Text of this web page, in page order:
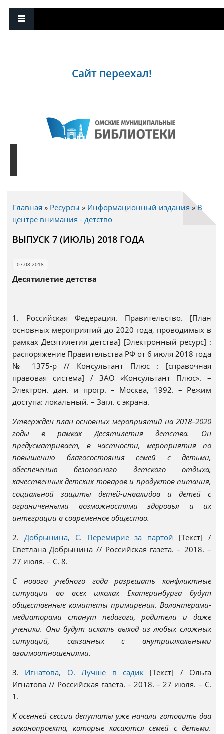
Сайт переехал!
Вы здесь
Главная » Ресурсы » Информационный издания » В
центре внимания - детство
ВЫПУСК 7 (ИЮЛЬ) 2018 ГОДА
07.08.2018
Десятилетие детства
1. Российская Федерация. Правительство. [План
основных мероприятий до 2020 года, проводимых в
рамках Десятилетия детства] [Электронный ресурс] :
распоряжение Правительства РФ от 6 июля 2018 года
№ 1375-р // Консультант Плюс : [справочная
правовая система] / ЗАО «Консультант Плюс». –
Электрон. дан. и прогр. – Москва, 1992. – Режим
доступа: локальный. – Загл. с экрана.
Утвержден план основных мероприятий на 2018–2020
годы в рамках Десятилетия детства. Он
предусматривает, в частности, мероприятия по
повышению благосостояния семей с детьми,
обеспечению безопасного детского отдыха,
качественных детских товаров и продуктов питания,
cоциальной защиты детей-инвалидов и детей с
ограниченными возможностями здоровья и их
интеграции в современное общество.
2. Добрынина, С. Перемирие за партой [Текст] /
Светлана Добрынина // Российская газета. – 2018. –
27 июля. – С. 8.
С нового учебного года разрешать конфликтные
ситуации во всех школах Екатеринбурга будут
общественные комитеты примирения. Волонтерами-
медиаторами станут педагоги, родители и даже
ученики. Они будут искать выход из любых сложных
ситуаций, связанных с внутришкольными
взаимоотношениями.
3. Игнатова, О. Лучше в садик[Текст] / Ольга
Игнатова // Российская газета. – 2018. – 27 июля. – С.
1.
К осенней сессии депутаты уже начали готовить два
законопроекта, которые касаются семей с детьми.